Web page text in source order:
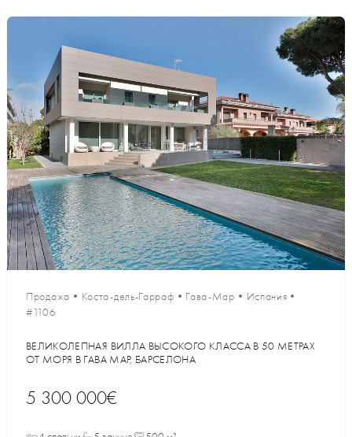
Продажа • Коста-дель-Гарраф • Гава-Мар • Испания •
#1106
ВЕЛИКОЛЕПНАЯ ВИЛЛА ВЫСОКОГО КЛАССА В 50 МЕТРАХ
ОТ МОРЯ В ГАВА МАР, БАРСЕЛОНА
5 300 000€